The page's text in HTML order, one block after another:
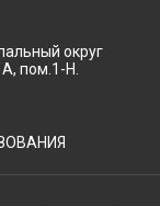
округ
пом.1-Н.